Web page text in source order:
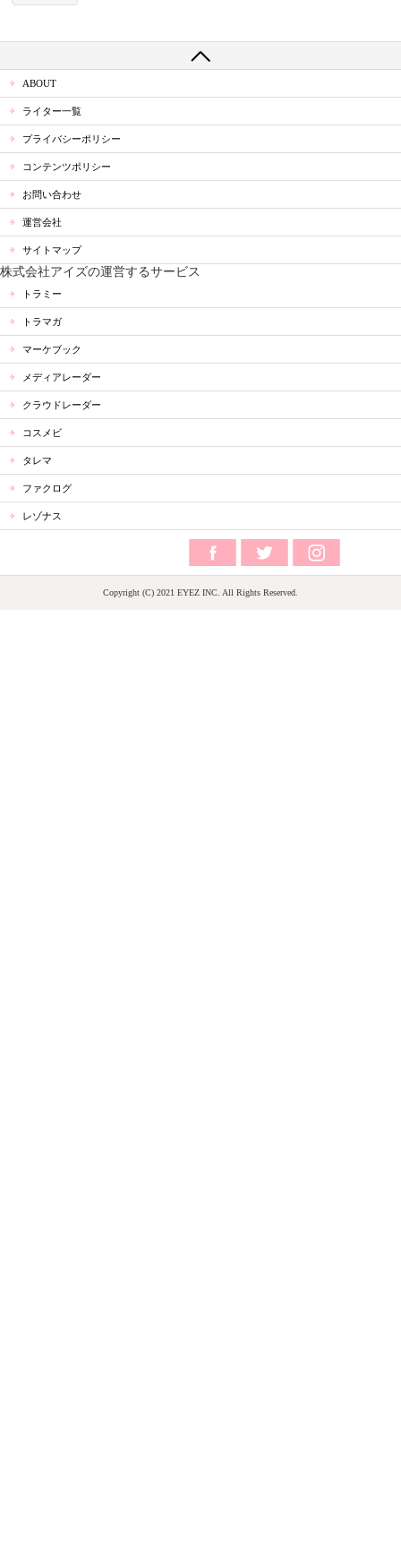
ABOUT
ライター一覧
プライバシーポリシー
コンテンツポリシー
お問い合わせ
運営会社
サイトマップ
株式会社アイズの運営するサービス
トラミー
トラマガ
マーケブック
メディアレーダー
クラウドレーダー
コスメビ
タレマ
ファクログ
レゾナス
Copyright (C) 2021 EYEZ INC. All Rights Reserved.